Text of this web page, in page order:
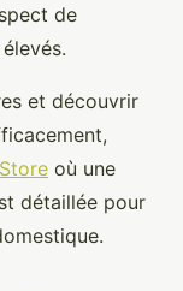
de
et découvrir
où une
détaillée pour